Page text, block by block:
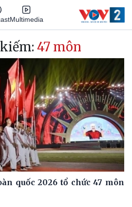
Multimedia
47 môn
quốc 2026 tổ chức 47 môn